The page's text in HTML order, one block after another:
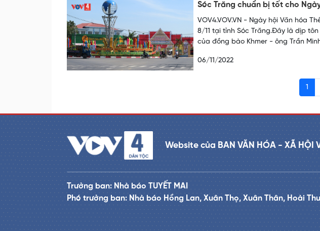
Sóc Trăng chuẩn bị tốt cho
VOV4.VOV.VN - Ngày hội Văn hóa
8/11 tại tỉnh Sóc Trăng.Đây là dịp
của đồng bào Khmer - ông Trần
06/11/2022
1
Website của BAN VĂN HÓA - XÃ HỘI
Trưởng ban: Nhà báo TUYẾT MAI
Phó trưởng ban: Nhà báo Hồng Lan, Xuân Thọ, Xuân Thân, Hoài Thu